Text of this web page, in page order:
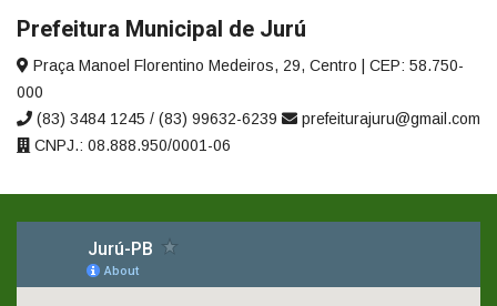
Prefeitura Municipal de Jurú
Praça Manoel Florentino Medeiros, 29, Centro | CEP: 58.750-
000
(83) 3484 1245 / (83) 99632-6239
prefeiturajuru@gmail.com
CNPJ.: 08.888.950/0001-06